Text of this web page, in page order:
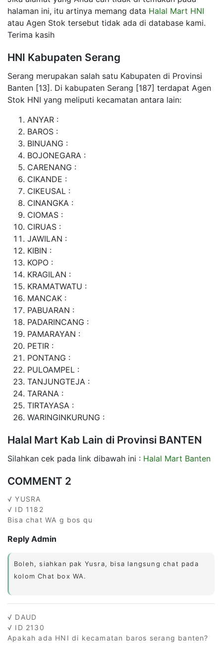
halaman ini, itu artinya memang data Halal Mart HNI
atau Agen Stok tersebut tidak ada di database kami.
Terima kasih
HNI Kabupaten Serang
Serang merupakan salah satu Kabupaten di Provinsi
Banten [13]. Di kabupaten Serang [187] terdapat Agen
Stok HNI yang meliputi kecamatan antara lain:
ANYAR :
BAROS :
BINUANG :
BOJONEGARA :
CARENANG :
CIKANDE :
CIKEUSAL :
CINANGKA :
CIOMAS :
CIRUAS :
JAWILAN :
KIBIN :
KOPO :
KRAGILAN :
KRAMATWATU :
MANCAK :
PABUARAN :
PADARINCANG :
PAMARAYAN :
PETIR :
PONTANG :
PULOAMPEL :
TANJUNGTEJA :
TARANA :
TIRTAYASA :
WARINGINKURUNG :
Halal Mart Kab Lain di Provinsi BANTEN
Silahkan cek pada link dibawah ini : Halal Mart Banten
COMMENT 2
√ YUSRA
√ ID 1182
Bisa chat WA g bos qu
Reply Admin
Boleh, siahkan pak Yusra, bisa langsung chat pada
kolom Chat box WA.
√ DAUD
√ ID 2130
Apakah ada HNI di kecamatan baros serang banten?